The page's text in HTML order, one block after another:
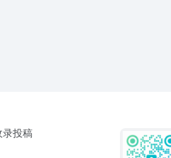
录投稿